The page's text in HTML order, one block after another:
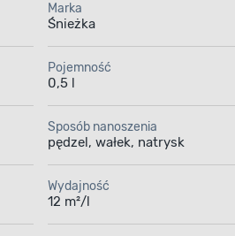
Marka
Śnieżka
Pojemność
0,5 l
Sposób nanoszenia
pędzel, wałek, natrysk
Wydajność
12 m²/l